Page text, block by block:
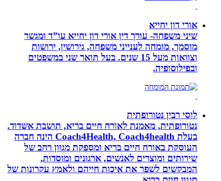
אורי דון יחייא
שיני משפחה- עורך דין אורי דון יחייא עו”ד ומגשר
מוסמך, מומחה לענייני משפחה, גירושין, ירושות
וצוואות מעל 15 שנים. בעל תואר שני במשפטים
ובפילוסופיה.
לוסי רבין נטורופתית
נטורופתית, מאמנת לאורח חיים בריא, תושבת אשדוד.
בעלת Coach4Health, Coach4health הינה חברה
העוסקת באורח חיים בריא ומספקת מגוון רחב של
שירותים ומוצרים לאנשים, ארגונים ומוסדות,
המבקשים לשפר את איכות חייהם ולאמץ עקרונות של